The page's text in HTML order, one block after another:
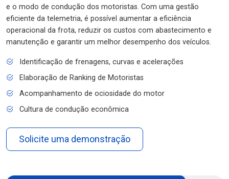
e o modo de condução dos motoristas. Com uma gestão
eficiente da telemetria, é possível aumentar a eficiência
operacional da frota, reduzir os custos com abastecimento e
manutenção e garantir um melhor desempenho dos veículos.
Identificação de frenagens, curvas e acelerações
Elaboração de Ranking de Motoristas
Acompanhamento de ociosidade do motor
Cultura de condução econômica
Solicite uma demonstração